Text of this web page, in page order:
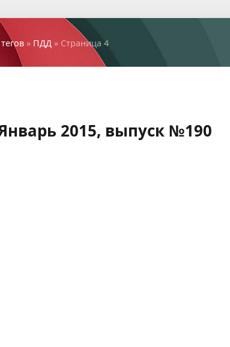
» ПДД » Страница 4
2015, выпуск №190